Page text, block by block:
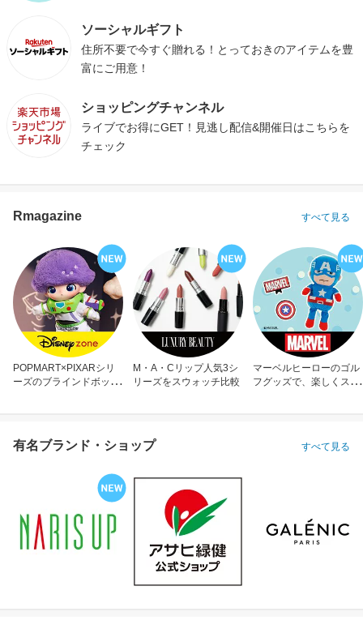
ソーシャルギフト
住所不要で今すぐ贈れる！とっておきのアイテムを豊
富にご用意！
ショッピングチャンネル
ライブでお得にGET！見逃し配信&開催日はこちらを
チェック
Rmagazine すべて見る
POPMART×PIXARシリ
ーズのブラインドボック
M・A・Cリップ人気3シ
リーズをスウォッチ比較
マーベルヒーローのゴル
フグッズで、楽しくスコ
有名ブランド・ショップ すべて見る